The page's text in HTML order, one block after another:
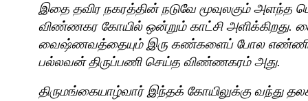
இதை தவிர நகரத்தின் நடுவே மூவுலகும் அளந்த
விண்ணகர கோயில் ஒன்றும் காட்சி அளிக்கிறது.
வைஷ்ணவத்தையும் இரு கண்களைப் போல எண்ணிப்
பல்லவன் திருப்பணி செய்த விண்ணகரம் அது.
திருமங்கையாழ்வார் இந்தக் கோயிலுக்கு வந்து